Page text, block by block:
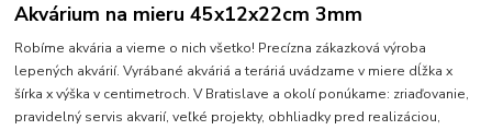
Akvárium na mieru 45x12x22cm 3mm
Robíme akvária a vieme o nich všetko! Precízna zákazková výroba
lepených akvárií. Vyrábané akváriá a teráriá uvádzame v miere dĺžka x
šírka x výška v centimetroch. V Bratislave a okolí ponúkame: zriaďovanie,
pravidelný servis akvarií, veľké projekty, obhliadky pred realizáciou,